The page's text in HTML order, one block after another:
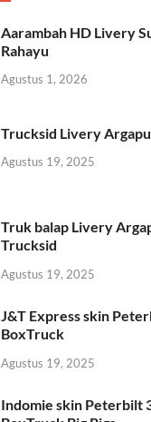
Aarambah HD Livery
Rahayu
Agustus 1, 2026
Trucksid Livery
Agustus 19, 2025
Truk balap Livery
Trucksid
Agustus 19, 2025
J&T Express skin
BoxTruck
Agustus 19, 2025
Indomie skin Peterbilt